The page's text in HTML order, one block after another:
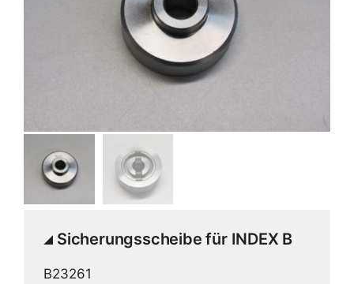
Sicherungsscheibe für INDEX B
B23261